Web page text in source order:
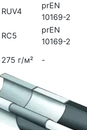
RUV4
prEN
10169-2
RC5
prEN
10169-2
275 г/м² -